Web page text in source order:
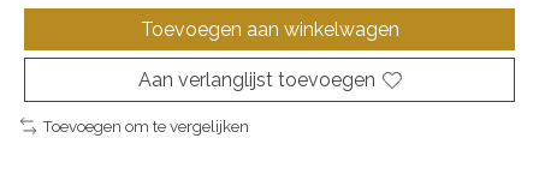
Toevoegen aan winkelwagen
Aan verlanglijst toevoegen
Toevoegen om te vergelijken